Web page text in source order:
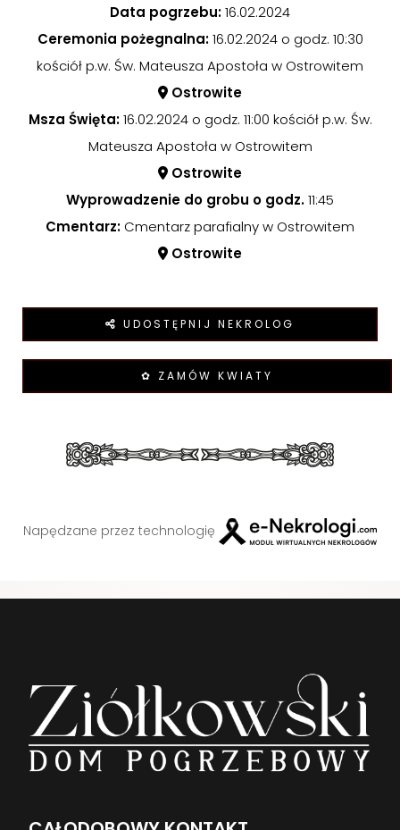
Data pogrzebu:16.02.2024
Ceremonia pożegnalna:16.02.2024 o godz. 10:30
kościół p.w. Św. Mateusza Apostoła w Ostrowitem
Ostrowite
Msza Święta:16.02.2024 o godz. 11:00 kościół p.w. Św.
Mateusza Apostoła w Ostrowitem
Ostrowite
Wyprowadzenie do grobu o godz.11:45
Cmentarz: Cmentarz parafialny w Ostrowitem
Ostrowite
UDOSTĘPNIJ NEKROLOG
✿ ZAMÓW KWIATY
Napędzane przez technologię